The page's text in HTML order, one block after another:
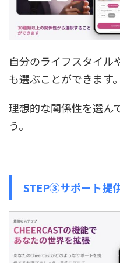
自分のライフスタイル
も選ぶことができます。
理想的な関係性を選ん
う。
STEP③サポート提